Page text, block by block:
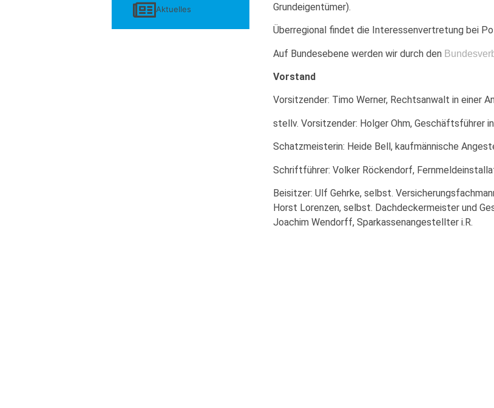
Aktuelles
Grundeigentümer).
Überregional findet die Interessenvertretung bei
Auf Bundesebene werden wir durch den
Vorstand
Vorsitzender: Timo Werner, Rechtsanwalt in einer
stellv. Vorsitzender: Holger Ohm, Geschäftsführer
Schatzmeisterin: Heide Bell, kaufmännische
Schriftführer: Volker Röckendorf,
Beisitzer: Ulf Gehrke, selbst.
Horst Lorenzen, selbst. Dachdeckermeister und
Joachim Wendorff, Sparkassenangestellter i.R.